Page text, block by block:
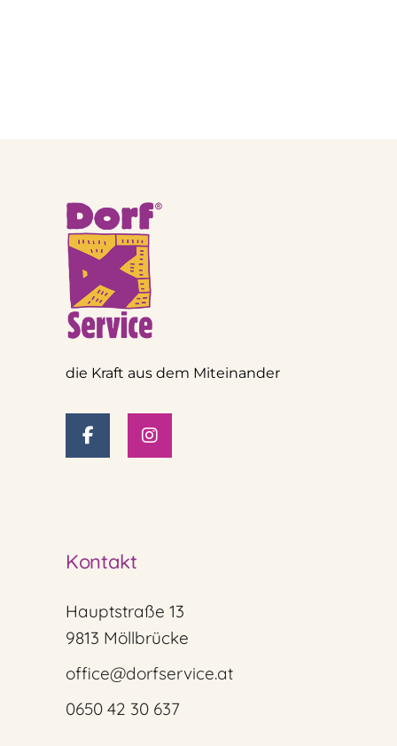
die Kraft aus dem Miteinander
Kontakt
Hauptstraße 13
9813 Möllbrücke
office@dorfservice.at
0650 42 30 637